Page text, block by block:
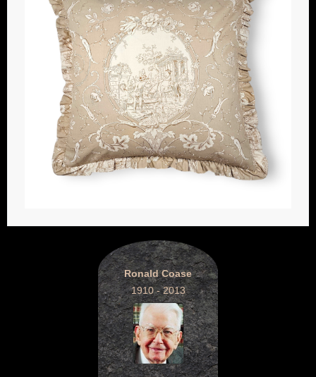
Ronald Coase
1910 - 2013